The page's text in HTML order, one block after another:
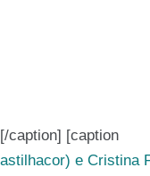
caption] [caption